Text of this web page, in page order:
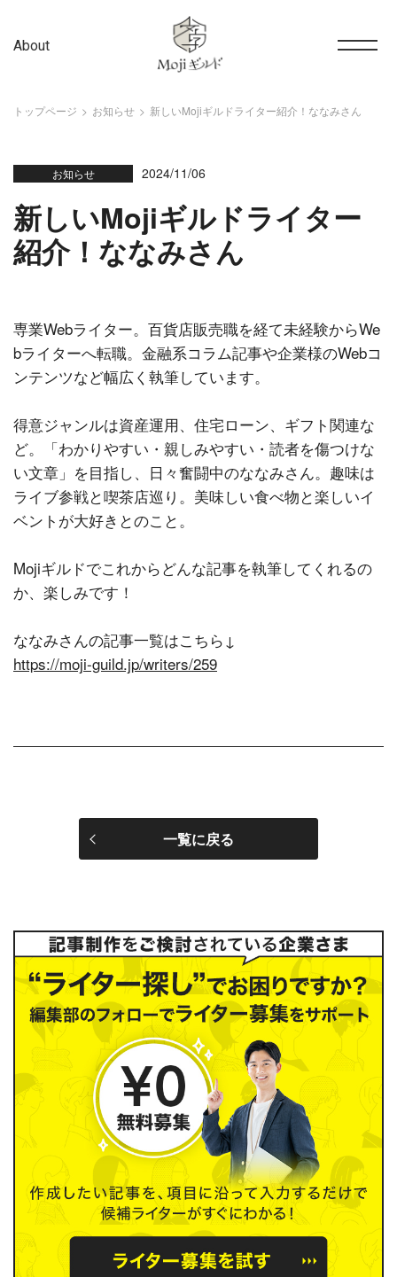
About
トップページ お知らせ 新しいMojiギルドライター紹介！ななみさん
お知らせ 2024/11/06
新しいMojiギルドライター
紹介！ななみさん
専業Webライター。百貨店販売職を経て未経験からWe
bライターへ転職。金融系コラム記事や企業様のWebコ
ンテンツなど幅広く執筆しています。
得意ジャンルは資産運用、住宅ローン、ギフト関連な
ど。「わかりやすい・親しみやすい・読者を傷つけな
い文章」を目指し、日々奮闘中のななみさん。趣味は
ライブ参戦と喫茶店巡り。美味しい食べ物と楽しいイ
ベントが大好きとのこと。
Mojiギルドでこれからどんな記事を執筆してくれるの
か、楽しみです！
ななみさんの記事一覧はこちら↓
https://moji-guild.jp/writers/259
一覧に戻る